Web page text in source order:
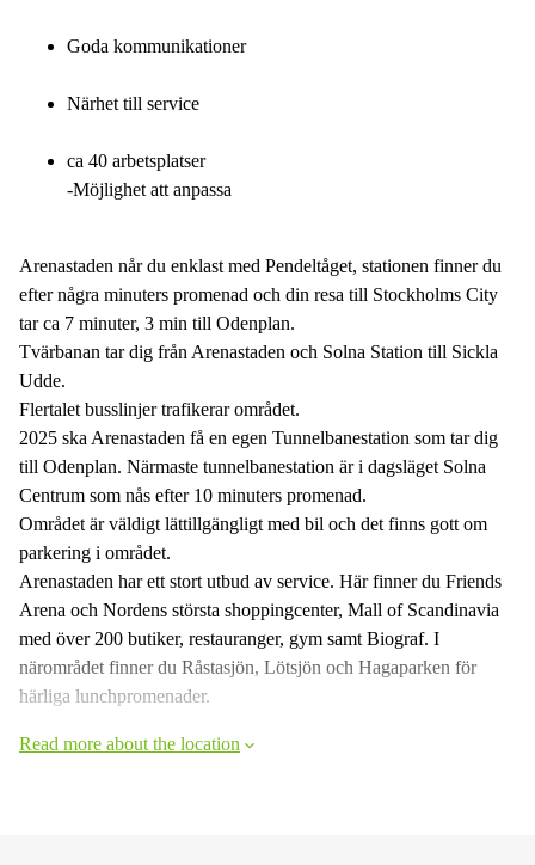
Goda kommunikationer
Närhet till service
ca 40 arbetsplatser
-Möjlighet att anpassa
Arenastaden når du enklast med Pendeltåget, stationen finner du
efter några minuters promenad och din resa till Stockholms City
tar ca 7 minuter, 3 min till Odenplan.
Tvärbanan tar dig från Arenastaden och Solna Station till Sickla
Udde.
Flertalet busslinjer trafikerar området.
2025 ska Arenastaden få en egen Tunnelbanestation som tar dig
till Odenplan. Närmaste tunnelbanestation är i dagsläget Solna
Centrum som nås efter 10 minuters promenad.
Området är väldigt lättillgängligt med bil och det finns gott om
parkering i området.
Arenastaden har ett stort utbud av service. Här finner du Friends
Arena och Nordens största shoppingcenter, Mall of Scandinavia
med över 200 butiker, restauranger, gym samt Biograf. I
närområdet finner du Råstasjön, Lötsjön och Hagaparken för
härliga lunchpromenader.
Read more about the location